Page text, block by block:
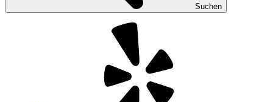
Suchen